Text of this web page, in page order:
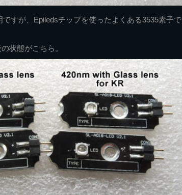
すが、Epiledsチップを使ったよくある3535素子で
状態がこちら。